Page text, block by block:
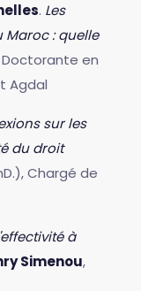
. Les
: quelle
Doctorante en
Agdal
sur les
du droit
Chargé de
à
Simenou,